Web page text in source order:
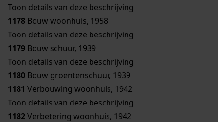
Toon details van deze beschrijving
1178 Bouw woonhuis, 1958
Toon details van deze beschrijving
1179 Bouw schuur, 1939
Toon details van deze beschrijving
1180 Bouw groentenschuur, 1939
1181 Verbouwing woonhuis, 1942
Toon details van deze beschrijving
1182Verbetering woonhuis, 1942